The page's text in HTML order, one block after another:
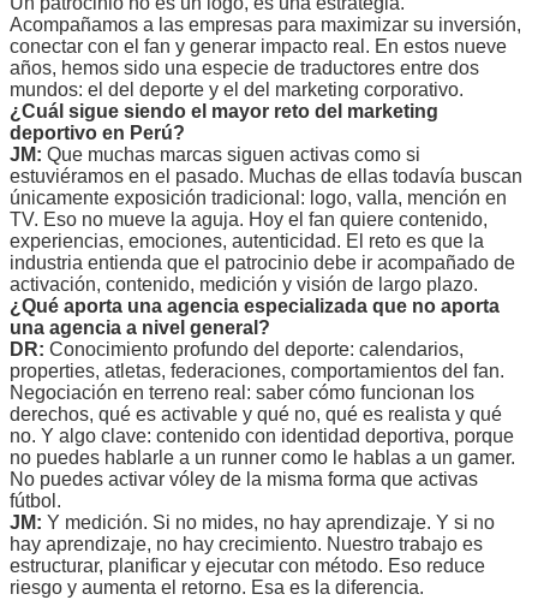
Acompañamos a las empresas para maximizar su inversión,
conectar con el fan y generar impacto real. En estos nueve
años, hemos sido una especie de traductores entre dos
mundos: el del deporte y el del marketing corporativo.
¿Cuál sigue siendo el mayor reto del marketing
deportivo en Perú?
JM: Que muchas marcas siguen activas como si
estuviéramos en el pasado. Muchas de ellas todavía buscan
únicamente exposición tradicional: logo, valla, mención en
TV. Eso no mueve la aguja. Hoy el fan quiere contenido,
experiencias, emociones, autenticidad. El reto es que la
industria entienda que el patrocinio debe ir acompañado de
activación, contenido, medición y visión de largo plazo.
¿Qué aporta una agencia especializada que no aporta
una agencia a nivel general?
DR: Conocimiento profundo del deporte: calendarios,
properties, atletas, federaciones, comportamientos del fan.
Negociación en terreno real: saber cómo funcionan los
derechos, qué es activable y qué no, qué es realista y qué
no. Y algo clave: contenido con identidad deportiva, porque
no puedes hablarle a un runner como le hablas a un gamer.
No puedes activar vóley de la misma forma que activas
fútbol.
JM: Y medición. Si no mides, no hay aprendizaje. Y si no
hay aprendizaje, no hay crecimiento. Nuestro trabajo es
estructurar, planificar y ejecutar con método. Eso reduce
riesgo y aumenta el retorno. Esa es la diferencia.